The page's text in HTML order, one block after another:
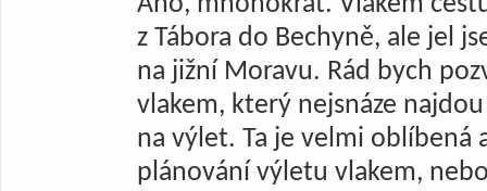
z Tábora do Bechyně, ale jel
na jižní Moravu. Rád bych
vlakem, který nejsnáze
na výlet. Ta je velmi oblíbená
plánování výletu vlakem,